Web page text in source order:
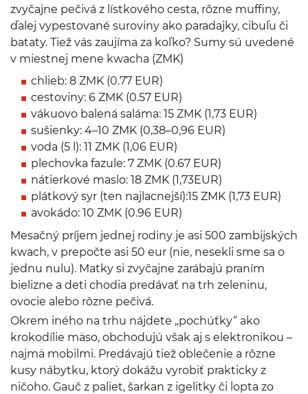
zvyčajne pečivá z lístkového cesta, rôzne muffiny,
ďalej vypestované suroviny ako paradajky, cibuľu či
bataty. Tiež vás zaujíma za koľko? Sumy sú uvedené
v miestnej mene kwacha (ZMK)
chlieb: 8 ZMK (0.77 EUR)
cestoviny: 6 ZMK (0.57 EUR)
vákuovo balená saláma: 15 ZMK (1,73 EUR)
sušienky: 4–10 ZMK (0,38–0,96 EUR)
voda (5 l): 11 ZMK (1,06 EUR)
plechovka fazule: 7 ZMK (0.67 EUR)
nátierkové maslo: 18 ZMK (1,73EUR)
plátkový syr (ten najlacnejší):15 ZMK (1,73 EUR)
avokádo: 10 ZMK (0.96 EUR)
Mesačný príjem jednej rodiny je asi 500 zambijských
kwach, v prepočte asi 50 eur (nie, nesekli sme sa o
jednu nulu). Matky si zvyčajne zarábajú praním
bielizne a deti chodia predávať na trh zeleninu,
ovocie alebo rôzne pečivá.
Okrem iného na trhu nájdete „pochúťky“ ako
krokodílie mäso, obchodujú však aj s elektronikou –
najmä mobilmi. Predávajú tiež oblečenie a rôzne
kusy nábytku, ktorý dokážu vyrobiť prakticky z
ničoho. Gauč z paliet, šarkan z igelitky či lopta zo